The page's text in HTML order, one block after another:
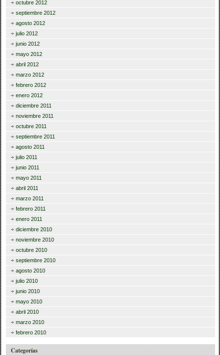
octubre 2012
septiembre 2012
agosto 2012
julio 2012
junio 2012
mayo 2012
abril 2012
marzo 2012
febrero 2012
enero 2012
diciembre 2011
noviembre 2011
octubre 2011
septiembre 2011
agosto 2011
julio 2011
junio 2011
mayo 2011
abril 2011
marzo 2011
febrero 2011
enero 2011
diciembre 2010
noviembre 2010
octubre 2010
septiembre 2010
agosto 2010
julio 2010
junio 2010
mayo 2010
abril 2010
marzo 2010
febrero 2010
Categorías